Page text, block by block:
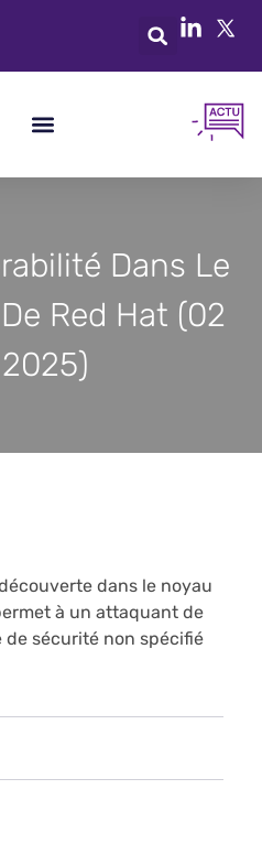
Dans Le
Red Hat (02
dans le noyau
à un attaquant de
sécurité non spécifié